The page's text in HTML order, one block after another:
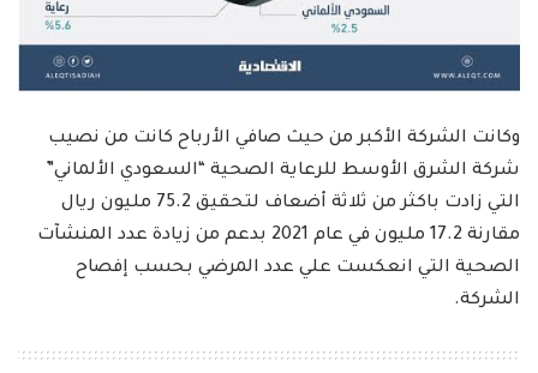
وكانت الشركة الأكبر من حيث صافي الأرباح كانت من نصيب
شركة الشرق الأوسط للرعاية الصحية “السعودي الألماني”
التي زادت باكثر من ثلاثة أضعاف لتحقيق 75.2 مليون ريال
مقارنة 17.2 مليون في عام 2021 بدعم من زيادة عدد المنشآت
الصحية التي انعكست علي عدد المرضي بحسب إفصاح
الشركة.